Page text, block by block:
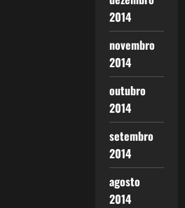
2014
novembro
2014
outubro
2014
setembro
2014
agosto
2014